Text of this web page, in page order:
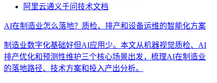
阿里云通义千问技术文档
AI在制造业怎么落地？质检、排产和设备运维的智能化方案
制造业数字化基础好但AI应用少。本文从机器视觉质检、AI
排产优化和预测性维护三个核心场景出发，梳理AI在制造业
的落地路径、技术方案和投入产出分析。